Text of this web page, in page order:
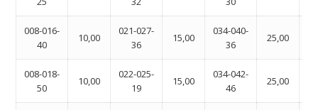
008-016-
40
10,00
021-027-
36
15,00
034-040-
36
25,00
008-018-
50
10,00
022-025-
19
15,00
034-042-
46
25,00